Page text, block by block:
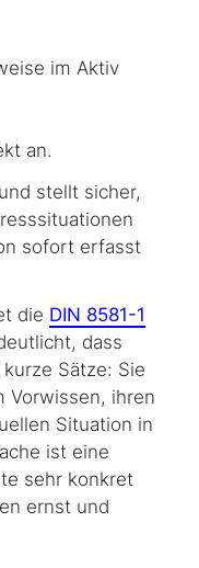
im Aktiv
an.
stellt sicher,
sofort erfasst
die DIN 8581-1
dass
Sätze: Sie
Vorwissen, ihren
Situation in
ist eine
sehr konkret
ernst und